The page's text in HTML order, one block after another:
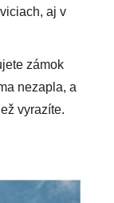
aj v
zámok
nezapla, a
vyrazíte.